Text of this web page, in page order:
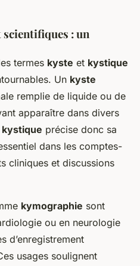
: un
termes kyste et kystique
Un kyste
remplie de liquide ou de
apparaître dans divers
kystique précise donc sa
dans les comptes-
cliniques et discussions
kymographie sont
ou en neurologie
d’enregistrement
usages soulignent